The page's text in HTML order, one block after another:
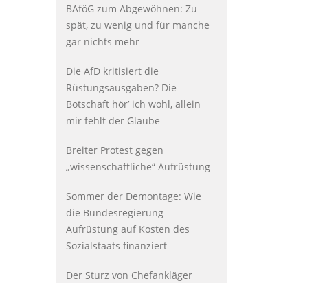
BAföG zum Abgewöhnen: Zu
spät, zu wenig und für manche
gar nichts mehr
Die AfD kritisiert die
Rüstungsausgaben? Die
Botschaft hör’ ich wohl, allein
mir fehlt der Glaube
Breiter Protest gegen
„wissenschaftliche“ Aufrüstung
Sommer der Demontage: Wie
die Bundesregierung
Aufrüstung auf Kosten des
Sozialstaats finanziert
Der Sturz von Chefankläger